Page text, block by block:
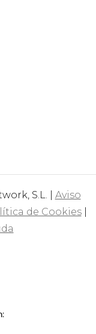
S.L. | Aviso
de Cookies|